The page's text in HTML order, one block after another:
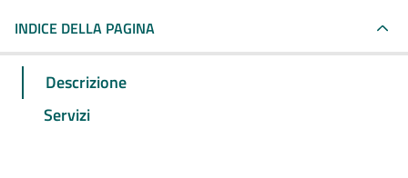
INDICE DELLA PAGINA
Descrizione
Servizi